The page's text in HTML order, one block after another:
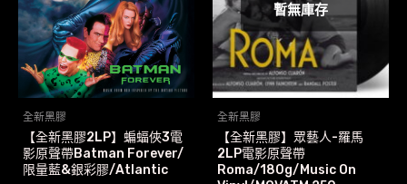
全新黑膠
【全新黑膠2LP】蝙蝠俠3電
影原聲帶Batman Forever/
限量藍&銀彩膠/Atlantic
暫無庫存
全新黑膠
【全新黑膠】眾藝人-羅馬
2LP電影原聲帶
Roma/180g/Music On